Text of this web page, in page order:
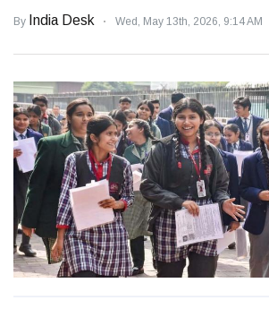
By India Desk Wed, May 13th, 2026, 9:14 AM